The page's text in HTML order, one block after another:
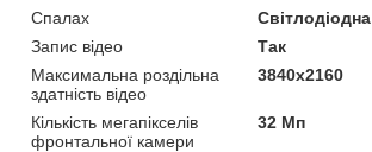
Спалах
Світлодіодна
Запис відео
Так
Максимальна роздільна
здатність відео
3840x2160
Кількість мегапікселів
фронтальної камери
32 Мп